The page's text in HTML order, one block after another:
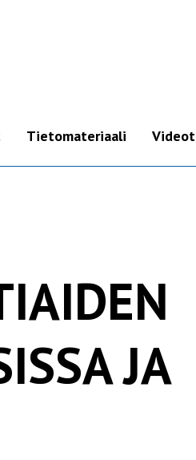
Tietomateriaali Videot
JA